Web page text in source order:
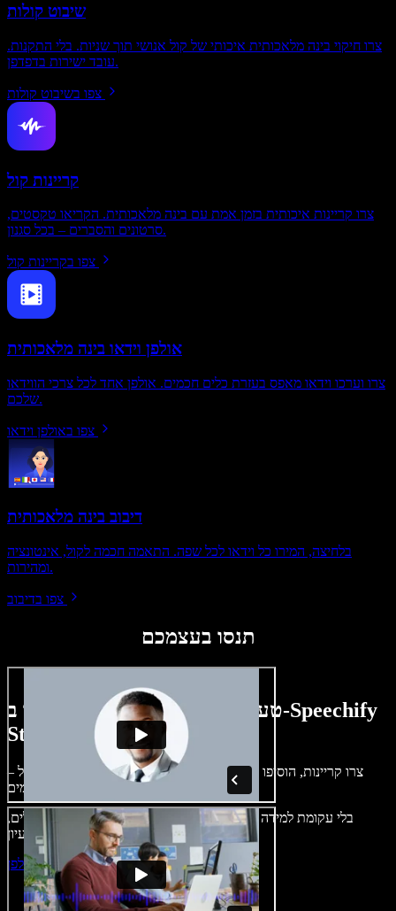
שיבוט קולות
צרו חיקוי בינה מלאכותית איכותי של קול אנושי תוך שניות. בלי התקנות.
עובד ישירות בדפדפן.
צפו בשיבוט קולות
קריינות קול
צרו קריינות איכותית בזמן אמת עם בינה מלאכותית. הקריאו טקסטים,
סרטונים והסברים – בכל סגנון.
צפו בקריינות קול
אולפן וידאו בינה מלאכותית
צרו וערכו וידאו מאפס בעזרת כלים חכמים. אולפן אחד לכל צרכי הווידאו
שלכם.
צפו באולפן וידאו
דיבוב בינה מלאכותית
בלחיצה, המירו כל וידאו לכל שפה. התאמה חכמה לקול, אינטונציה
ומהירות.
צפו בדיבוב
תנסו בעצמכם
טעימה קטנה ממה שתוכלו ליצור ב-Speechify
Studio.
צרו קריינות, הוסיפו תמונות ללא זכויות, אודיו, סרטונים ושיבוט קול –
בלי עקומת למידה – הכול זמין בדפדפן. יוצרי תוכן כבר לא מוגבלים,
התחילו ליצור באולפן